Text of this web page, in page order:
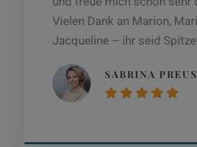
Vielen Dank an Marion,
Jacqueline – ihr seid
SABRINA PREUSS